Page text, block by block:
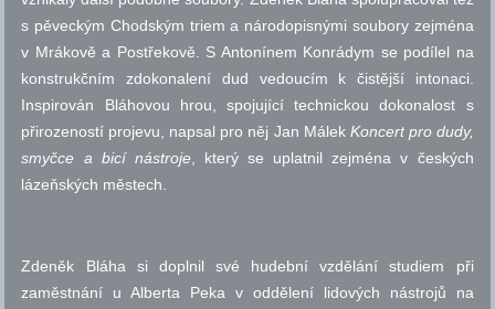
s pěveckým Chodským triem a národopisnými soubory zejména
v Mrákově a Postřekově. S Antonínem Konrádym se podílel na
konstrukčním zdokonalení dud vedoucím k čistější intonaci.
Inspirován Bláhovou hrou, spojující technickou dokonalost s
přirozeností projevu, napsal pro něj Jan Málek Koncert pro dudy,
smyčce a bicí nástroje, který se uplatnil zejména v českých
lázeňských městech.
Zdeněk Bláha si doplnil své hudební vzdělání studiem při
zaměstnání u Alberta Peka v oddělení lidových nástrojů na